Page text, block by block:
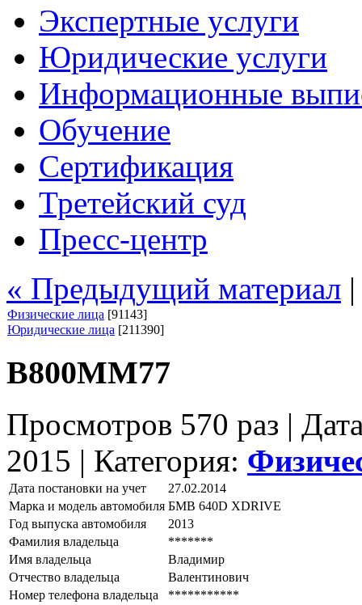
Экспертные услуги
Юридические услуги
Информационные
Обучение
Сертификация
Третейский суд
Пресс-центр
« Предыдущий материал
Физические лица [91143]
Юридические лица [211390]
В800ММ77
Просмотров 570 раз |
2015 | Категория:
Дата постановки на учет
27.02.2014
Марка и модель автомобиля БМВ 640D ХDRIVЕ
Год выпуска автомобиля
2013
Фамилия владельца
*******
Имя владельца
Владимир
Отчество владельца
Валентинович
Номер телефона владельца
***********